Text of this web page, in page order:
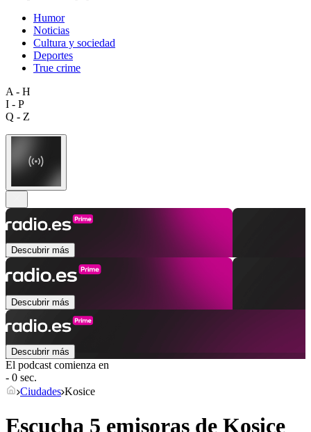
Humor
Noticias
Cultura y sociedad
Deportes
True crime
A - H
I - P
Q - Z
Descubrir más
Descubrir más
Descubrir más
El podcast comienza en
- 0 sec.
Ciudades Kosice
Escucha 5 emisoras de Kosice